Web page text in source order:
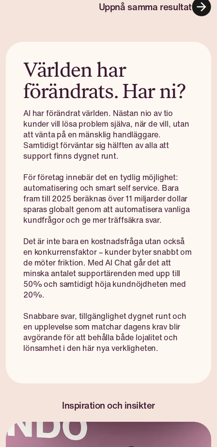
Världen har
förändrats. Har ni?
AI har förändrat världen. Nästan nio av tio
kunder vill lösa problem själva, när de vill, utan
att vänta på en mänsklig handläggare.
Samtidigt förväntar sig hälften av alla att
support finns dygnet runt.
För företag innebär det en tydlig möjlighet:
automatisering och smart self service. Bara
fram till 2025 beräknas över 11 miljarder dollar
sparas globalt genom att automatisera vanliga
kundfrågor och ge mer träffsäkra svar.
Det är inte bara en kostnadsfråga utan också
en konkurrensfaktor – kunder byter snabbt om
de möter friktion. Med AI Chat går det att
minska antalet supportärenden med upp till
50% och samtidigt höja kundnöjdheten med
20%.
Snabbare svar, tillgänglighet dygnet runt och
en upplevelse som matchar dagens krav blir
avgörande för att behålla både lojalitet och
lönsamhet i den här nya verkligheten.
Inspiration och insikter